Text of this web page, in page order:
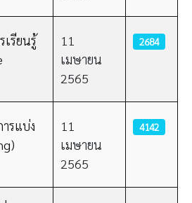
รียนรู้
11
เมษายน
2565
2684
รแบ่ง
11
เมษายน
2565
4142